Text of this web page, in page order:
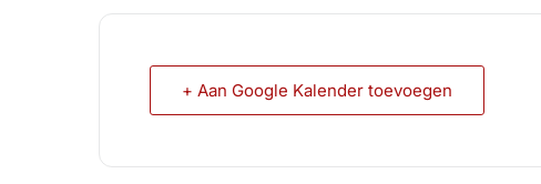
+ Aan Google Kalender toevoegen